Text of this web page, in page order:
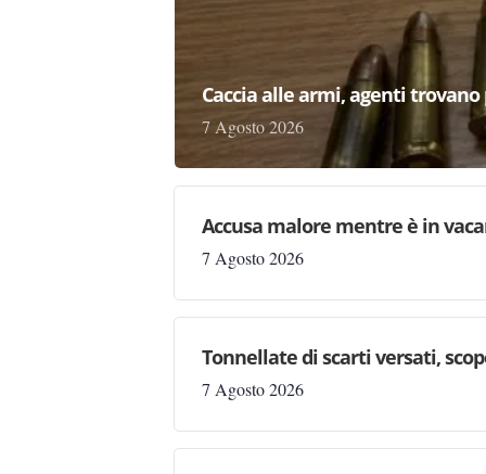
Caccia alle armi, agenti
7 Agosto 2026
Accusa malore mentre è in
7 Agosto 2026
Tonnellate di scarti versati,
7 Agosto 2026